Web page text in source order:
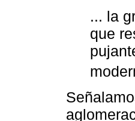
... la
que